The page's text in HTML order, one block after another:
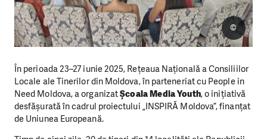
©
În perioada 23–27 iunie 2025, Rețeaua Națională a Consiliilor
Locale ale Tinerilor din Moldova, în parteneriat cu People in
Need Moldova, a organizatȘcoala Media Youth, o inițiativă
desfășurată în cadrul proiectului „INSPIRĂ Moldova”, finanțat
de Uniunea Europeană.